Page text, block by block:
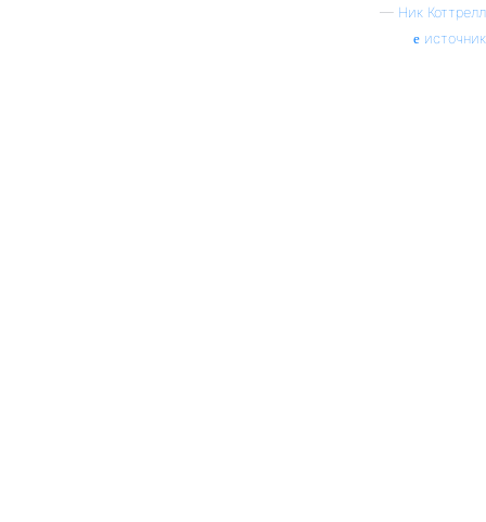
— Ник Коттрелл
источник